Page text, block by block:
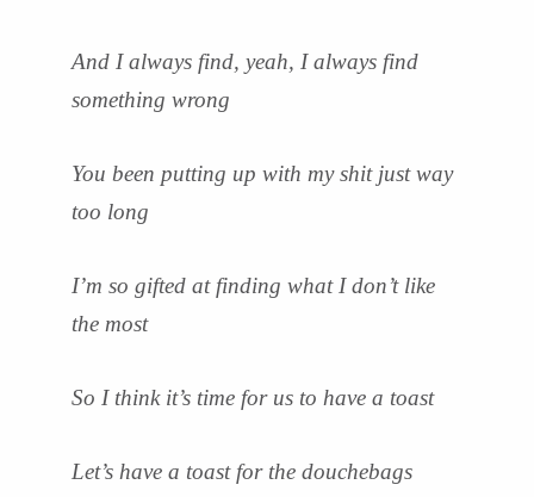
And I always find, yeah, I always find
something wrong
You been putting up with my shit just way
too long
I’m so gifted at finding what I don’t like
the most
So I think it’s time for us to have a toast
Let’s have a toast for the douchebags